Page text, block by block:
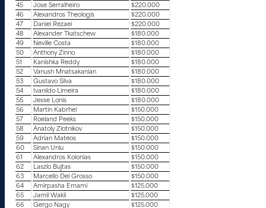
45
Jose Serralheiro
$220.000
46
Alexandros Theologis
$220.000
47
Daniel Rezaei
$220.000
48
Alexander Tkatschew
$180.000
49
Neville Costa
$180.000
50
Anthony Zinno
$180.000
51
Kanishka Reddy
$180.000
52
Vanush Mnatsakanian
$180.000
53
Gustavo Silva
$180.000
54
Ivanildo Limeira
$180.000
55
Jesse Lonis
$180.000
56
Martin Kabrhel
$150.000
57
Roeland Peeks
$150.000
58
Anatoly Zlotnikov
$150.000
59
Adrian Mateos
$150.000
60
Sinan Unlu
$150.000
61
Alexandros Kolonias
$150.000
62
Laszlo Bujtas
$150.000
63
Marcello Del Grosso
$150.000
64
Amirpasha Emami
$125.000
65
Jamil Wakil
$125.000
66
Gergo Nagy
$125.000